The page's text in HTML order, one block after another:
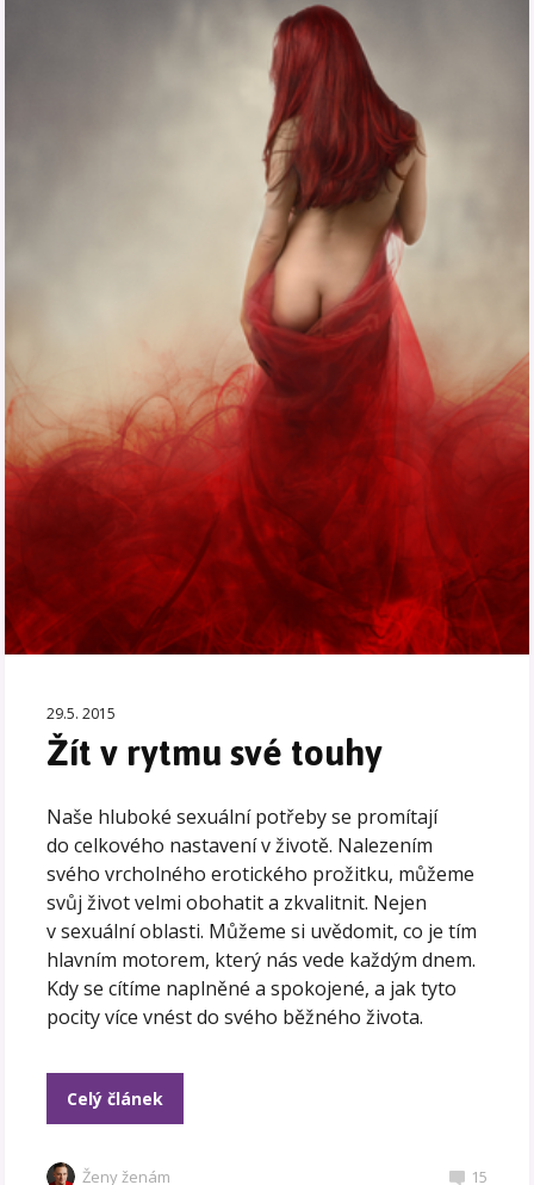
29.5. 2015
Žít v rytmu své touhy
Naše hluboké sexuální potřeby se promítají
do celkového nastavení v životě. Nalezením
svého vrcholného erotického prožitku, můžeme
svůj život velmi obohatit a zkvalitnit. Nejen
v sexuální oblasti. Můžeme si uvědomit, co je tím
hlavním motorem, který nás vede každým dnem.
Kdy se cítíme naplněné a spokojené, a jak tyto
pocity více vnést do svého běžného života.
Celý článek
Ženy ženám 15